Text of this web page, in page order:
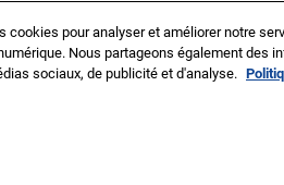
MIPIM Asia
cookies pour analyser et améliorer notre
Nous partageons également des
sociaux, de publicité et d'analyse.